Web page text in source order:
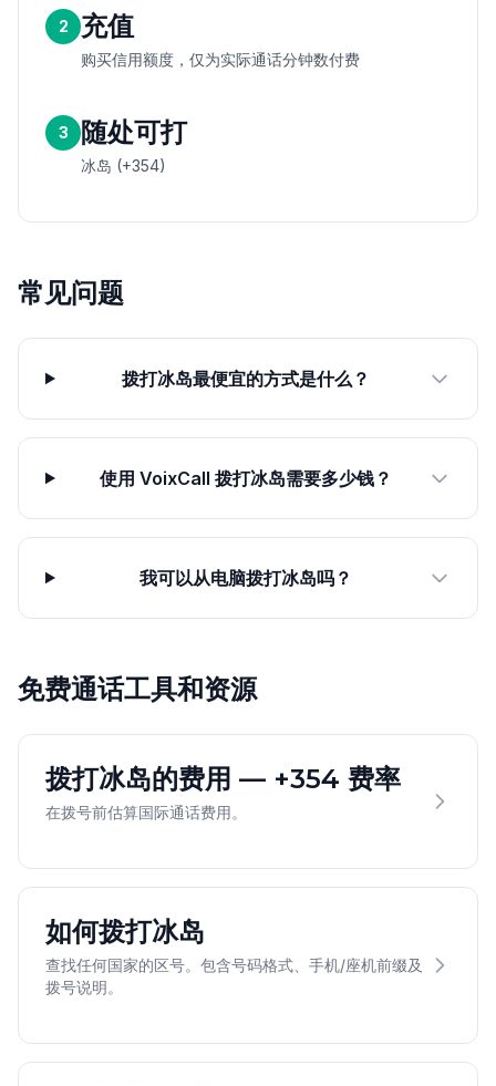
2 充值
购买信用额度，仅为实际通话分钟数付费
3 随处可打
冰岛 (+354)
常见问题
拨打冰岛最便宜的方式是什么？
使用 VoixCall 拨打冰岛需要多少钱？
我可以从电脑拨打冰岛吗？
免费通话工具和资源
拨打冰岛的费用 — +354 费率
在拨号前估算国际通话费用。
如何拨打冰岛
查找任何国家的区号。包含号码格式、手机/座机前缀及
拨号说明。